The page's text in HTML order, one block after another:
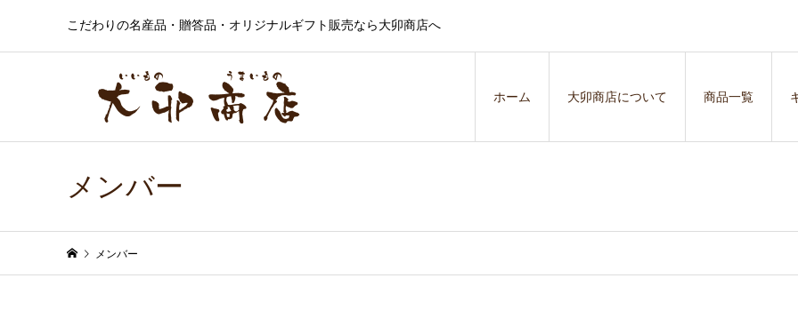
こだわりの名産品・贈答品・オリジナルギフト販売なら大卯商店へ
ホーム 大卯商店について 商品一覧
メンバー
メンバー